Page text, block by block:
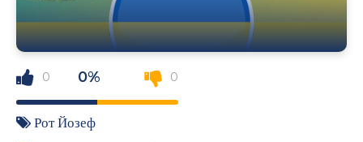
0 0% 0
Рот Йозеф